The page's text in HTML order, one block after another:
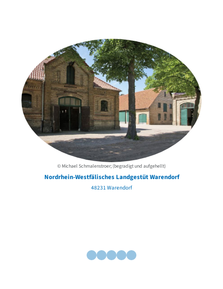
© Michael Schmalenstroer; (begradigt und aufgehellt)
Nordrhein-Westfälisches Landgestüt Warendorf
48231 Warendorf